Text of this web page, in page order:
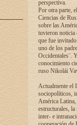
perspectiva.
Por otra parte,
Ciencias de
sobre las
tuvieron noticia
que fue
uno de los
Occidentales¨.
conocimiento
ruso Nikolái
Actualmente el
sociopolíticos,
América Latina,
estructurales,
inter- e